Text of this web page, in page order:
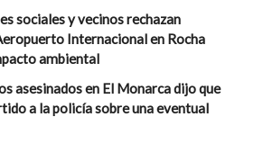
sociales y vecinos rechazan
Internacional en Rocha
ambiental
asesinados en El Monarca dijo que
a la policía sobre una eventual